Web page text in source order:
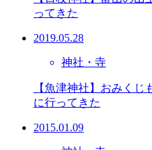
ってきた
2019.05.28
神社・寺
【魚津神社】おみく
に行ってきた
2015.01.09